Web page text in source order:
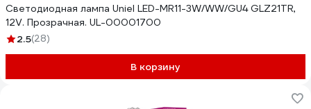
Светодиодная лампа Uniel LED-MR11-3W/WW/GU4 GLZ21TR,
12V. Прозрачная. UL-00001700
2.5(28)
В корзину